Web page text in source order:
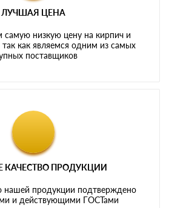
ЛУЧШАЯ ЦЕНА
самую низкую цену на кирпич и
как являемся одним из самых
поставщиков
КАЧЕСТВО ПРОДУКЦИИ
нашей продукции подтверждено
и действующими ГОСТами